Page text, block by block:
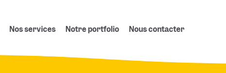
Nos services Notre portfolio Nous contacter